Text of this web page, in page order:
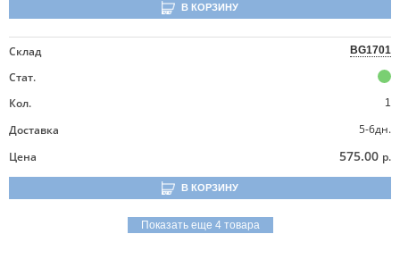
В КОРЗИНУ
Склад BG1701
Стат.
Кол.
1
Доставка
5-6дн.
Цена
575.00 р.
В КОРЗИНУ
Показать еще 4 товара